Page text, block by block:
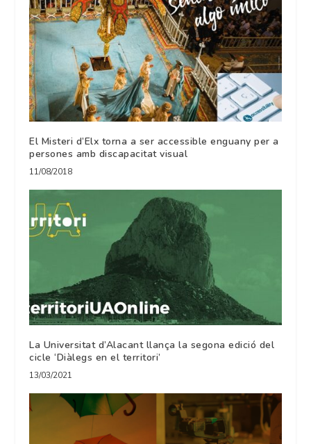
El Misteri d’Elx torna a ser accessible enguany per a
persones amb discapacitat visual
11/08/2018
La Universitat d’Alacant llança la segona edició del
cicle ‘Diàlegs en el territori’
13/03/2021